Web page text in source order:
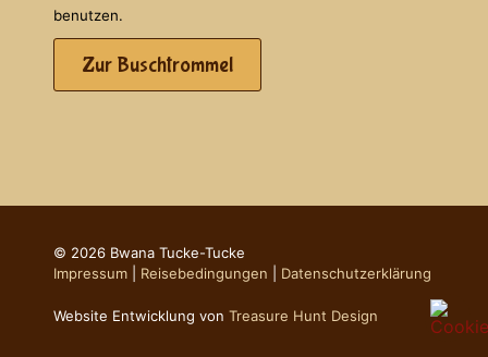
benutzen.
Zur Buschtrommel
© 2026 Bwana Tucke-Tucke
Impressum
Reisebedingungen Datenschutzerklärung
Website Entwicklung von Treasure Hunt Design